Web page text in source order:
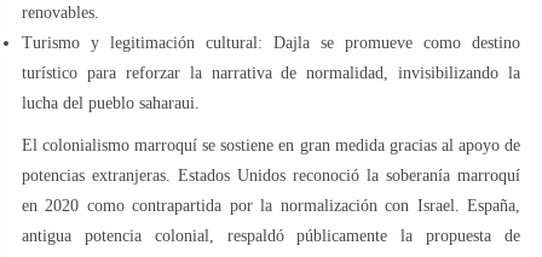
renovables.
Turismo y legitimación cultural: Dajla se promueve como destino
turístico para reforzar la narrativa de normalidad, invisibilizando la
lucha del pueblo saharaui.
El colonialismo marroquí se sostiene en gran medida gracias al apoyo de
potencias extranjeras. Estados Unidos reconoció la soberanía marroquí
en 2020 como contrapartida por la normalización con Israel. España,
antigua potencia colonial, respaldó públicamente la propuesta de